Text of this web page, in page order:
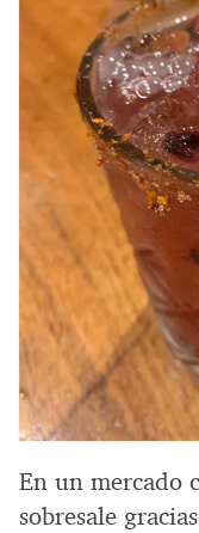
En un mercado
sobresale